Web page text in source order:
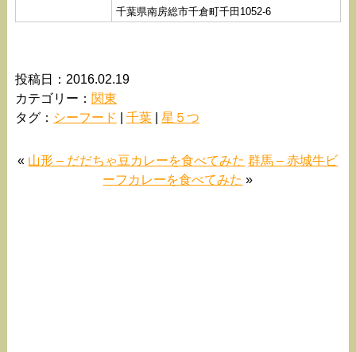
千葉県南房総市千倉町千田1052-6
投稿日：2016.02.19
カテゴリー： 関東
タグ： シーフード 千葉 星５つ
« 山形 – だだちゃ豆カレーを食べてみた 群馬 – 赤城牛ビ
ーフカレーを食べてみた »